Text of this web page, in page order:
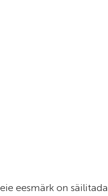
eesmärk on